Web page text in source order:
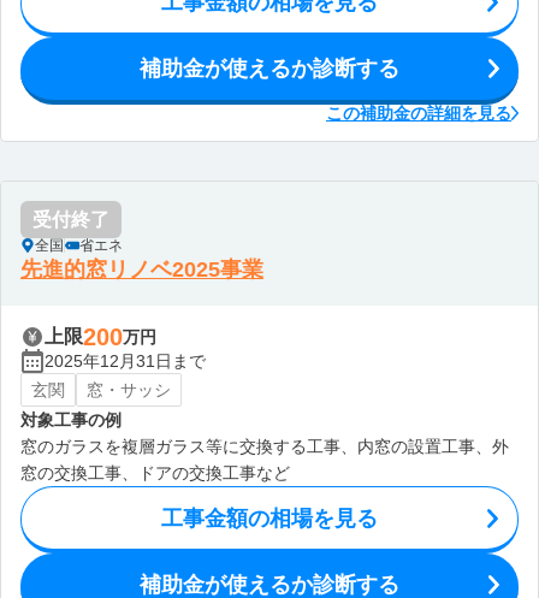
補助金が使えるか診断する
この補助金の詳細を見る
受付終了
全国 省エネ
先進的窓リノベ2025事業
上限200万円
2025年12月31日まで
玄関
窓・サッシ
対象工事の例
窓のガラスを複層ガラス等に交換する工事、内窓の設置工事、外
窓の交換工事、ドアの交換工事など
工事金額の相場を見る
補助金が使えるか診断する